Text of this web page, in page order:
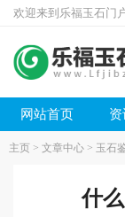
欢迎来到乐福玉石门
网站首页
主页 > 文章中心 > 玉石
什